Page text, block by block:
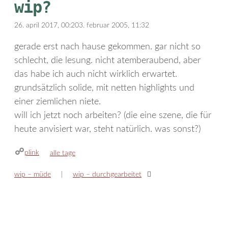
wip?
26. april 2017, 00:203. februar 2005, 11:32
gerade erst nach hause gekommen. gar nicht so
schlecht, die lesung. nicht atemberaubend, aber
das habe ich auch nicht wirklich erwartet.
grundsätzlich solide, mit netten highlights und
einer ziemlichen niete.
will ich jetzt noch arbeiten? (die eine szene, die für
heute anvisiert war, steht natürlich. was sonst?)
plink kategorien
alle tage
wip – müde wip – durchgearbeitet